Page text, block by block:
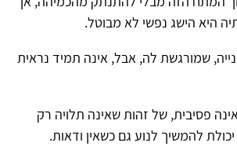
היא הישג נפשי לא מבוטל.
שמורגשת לה, אבל, אינה תמיד נראית
פסיבית, של זהות שאינה תלויה רק
להמשיך לנוע גם כשאין ודאות.